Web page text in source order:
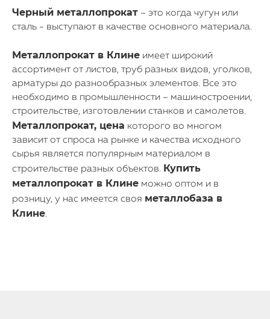
Черный металлопрокат – это когда чугун или
сталь - выступают в качестве основного материала.
Металлопрокат в Клине имеет широкий
ассортимент от листов, труб разных видов, уголков,
арматуры до разнообразных элементов. Все это
необходимо в промышленности – машиностроении,
строительстве, изготовлении станков и самолетов.
Металлопрокат, цена которого во многом
зависит от спроса на рынке и качества исходного
сырья является популярным материалом в
строительстве разных объектов. Купить
металлопрокат в Клине можно оптом и в
розницу, у нас имеется своя металлобаза в
Клине.